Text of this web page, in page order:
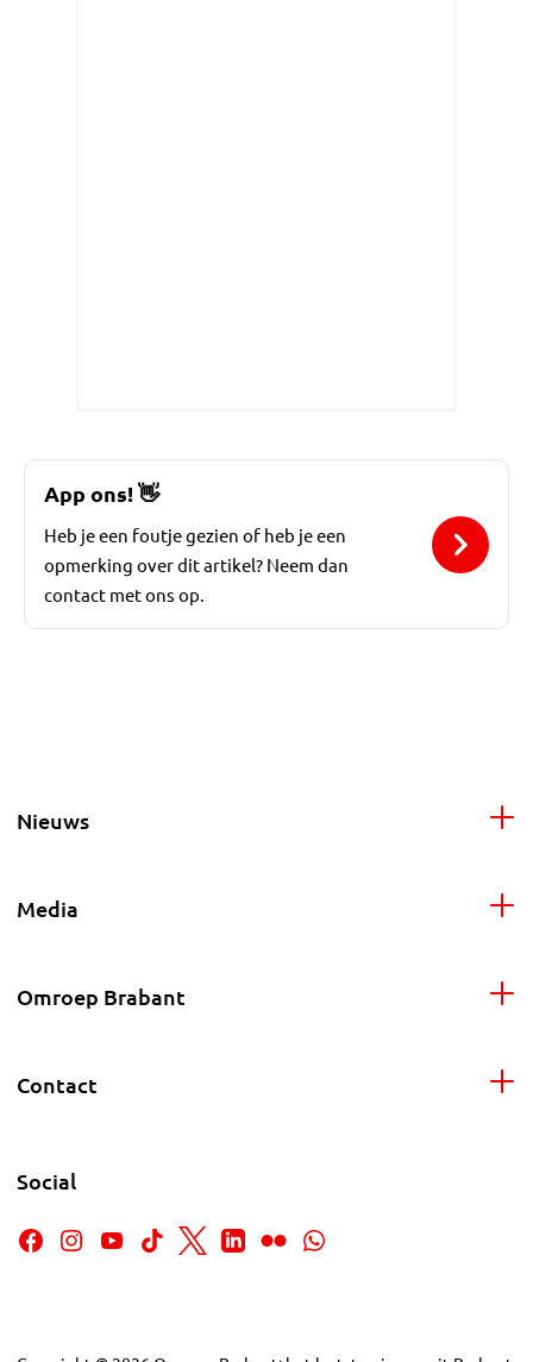
App ons!👋
Heb je een foutje gezien of heb je een
opmerking over dit artikel? Neem dan
contact met ons op.
Nieuws
Media
Omroep Brabant
Contact
Social